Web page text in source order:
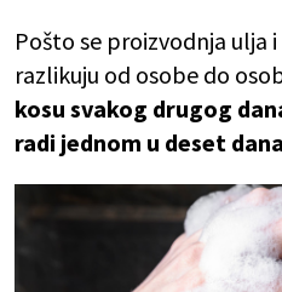
Pošto se proizvodnja ulja
razlikuju od osobe do
kosu svakog drugog
radi jednom u deset dana